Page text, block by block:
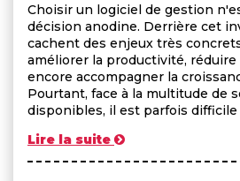
Choisir un logiciel de gestion
décision anodine. Derrière cet
cachent des enjeux très
améliorer la productivité, réduire
encore accompagner la
Pourtant, face à la multitude de
disponibles, il est parfois difficile
Lire la suite